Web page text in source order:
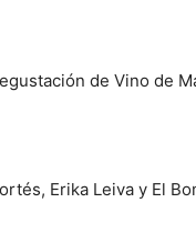
de Vino de
Erika Leiva y El